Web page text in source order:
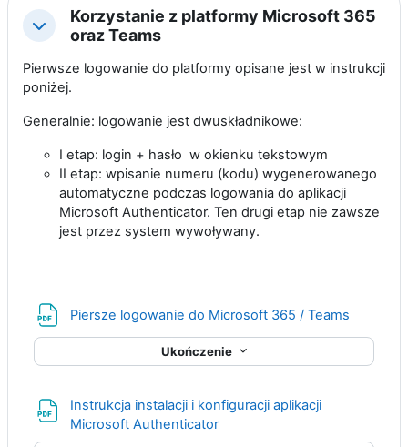
Minimalizuj
Korzystanie z platformy Microsoft 365
oraz Teams
Pierwsze logowanie do platformy opisane jest w instrukcji
poniżej.
Generalnie: logowanie jest dwuskładnikowe:
I etap: login + hasło w okienku tekstowym
II etap: wpisanie numeru (kodu) wygenerowanego
automatyczne podczas logowania do aplikacji
Microsoft Authenticator. Ten drugi etap nie zawsze
jest przez system wywoływany.
Piersze logowanie do Microsoft 365 / Teams
Ukończenie
Instrukcja instalacji i konfiguracji aplikacji
Microsoft Authenticator